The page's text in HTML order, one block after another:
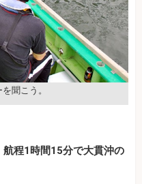
聞こう。
程1時間15分で大貫沖の